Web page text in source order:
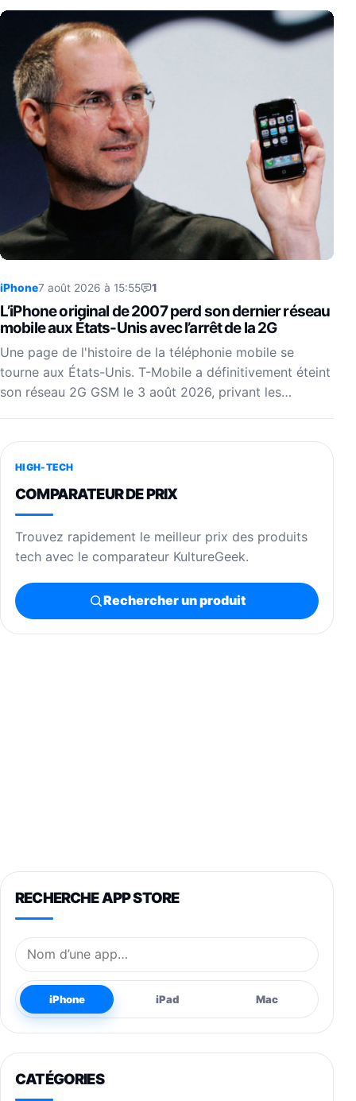
iPhone7 août 2026 à 15:55 1
L’iPhone original de 2007 perd son dernier réseau
mobile aux États-Unis avec l’arrêt de la 2G
Une page de l'histoire de la téléphonie mobile se
tourne aux États-Unis. T-Mobile a définitivement éteint
son réseau 2G GSM le 3 août 2026, privant les…
HIGH-TECH
COMPARATEUR DE PRIX
Trouvez rapidement le meilleur prix des produits
tech avec le comparateur KultureGeek.
Rechercher un produit
RECHERCHE APP STORE
Nom de l’application
iPhone iPad Mac
CATÉGORIES